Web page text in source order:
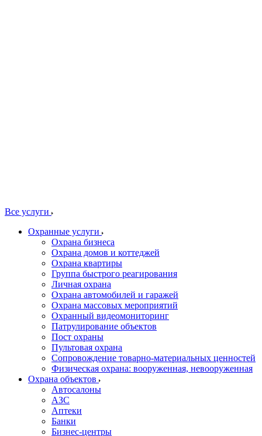
Все услуги
Охранные услуги
Охрана бизнеса
Охрана домов и коттеджей
Охрана квартиры
Группа быстрого реагирования
Личная охрана
Охрана автомобилей и гаражей
Охрана массовых мероприятий
Охранный видеомониторинг
Патрулирование объектов
Пост охраны
Пультовая охрана
Сопровождение товарно-материальных ценностей
Физическая охрана: вооруженная, невооруженная
Охрана объектов
Автосалоны
АЗС
Аптеки
Банки
Бизнес-центры